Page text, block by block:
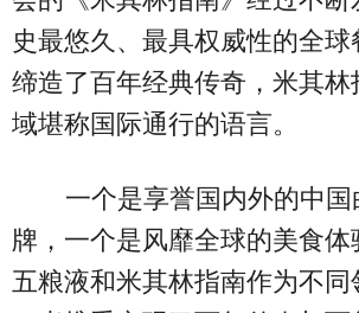
史最悠久、最具权威性的全球
缔造了百年经典传奇，米其林
域堪称国际通行的语言。
一个是享誉国内外的中
牌，一个是风靡全球的美食体
五粮液和米其林指南作为不同